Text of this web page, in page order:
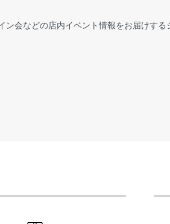
会などの店内イベント情報をお届けする